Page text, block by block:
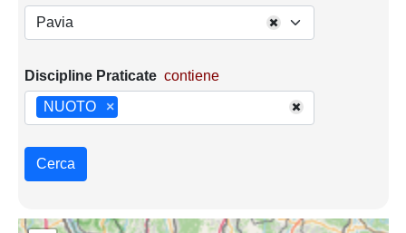
Pavia
Discipline Praticate contiene
×
NUOTO
Cerca